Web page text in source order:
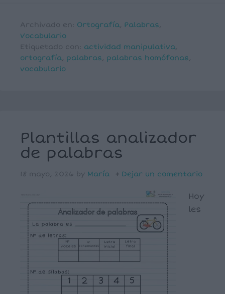
Archivado en: Ortografía, Palabras,
Vocabulario
Etiquetado con: actividad manipulativa,
ortografía, palabras, palabras homófonas,
vocabulario
Plantillas analizador
de palabras
18 mayo, 2026 by María Dejar un comentario
Hoy
les